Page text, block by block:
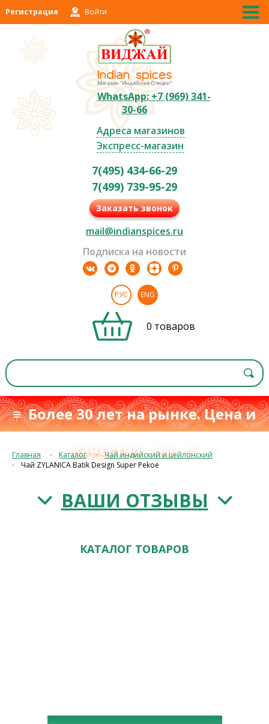
Регистрация Войти
WhatsApp: +7 (969) 341-
30-66
Адреса магазинов
Экспресс-магазин
7(495) 434-66-29
7(499) 739-95-29
Заказать звонок
mail@indianspices.ru
Подписка на новости
РУС ENG
0 товаров
≡ Более 30 лет на рынке. Цена и
качествос 1993 г.≡
Главная Каталог
Чай индийский и цейлонский
Чай ZYLANICA Batik Design Super Pekoe
ВАШИ ОТЗЫВЫ
КАТАЛОГ ТОВАРОВ